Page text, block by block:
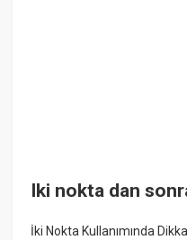
Iki nokta dan
İki Nokta Kullanımında